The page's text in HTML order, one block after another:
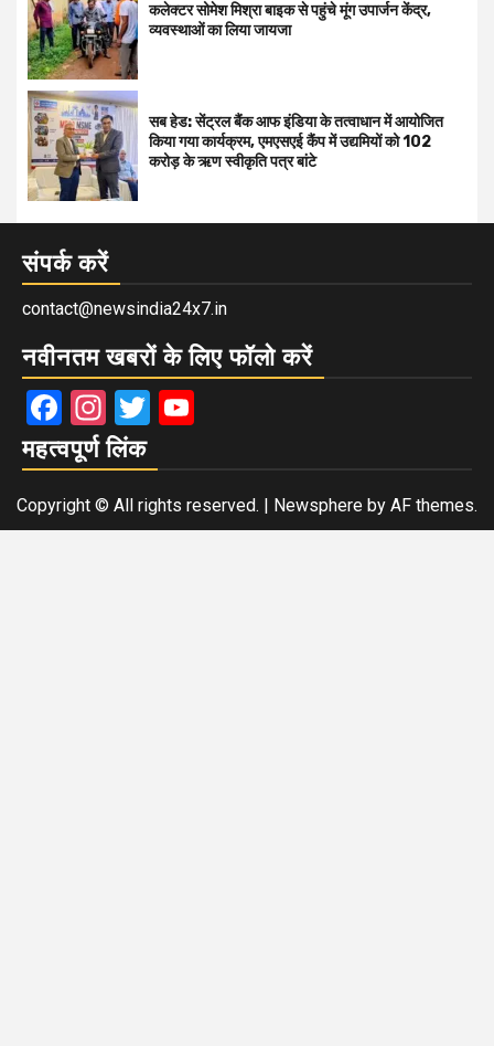
कलेक्टर सोमेश मिश्रा बाइक से पहुंचे मूंग उपार्जन केंद्र,
व्यवस्थाओं का लिया जायजा
सब हेड: सेंट्रल बैंक आफ इंडिया के तत्वाधान में आयोजित
किया गया कार्यक्रम, एमएसएई कैंप में उद्यमियों को 102
करोड़ के ऋण स्वीकृति पत्र बांटे
संपर्क करें
contact@newsindia24x7.in
नवीनतम खबरों के लिए फॉलो करें
Facebook
Instagram
Twitter
महत्वपूर्ण लिंक
Copyright © All rights reserved. | Newsphere by AF themes.